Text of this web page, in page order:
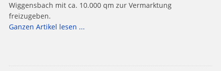
Wiggensbach mit ca. 10.000 qm zur Vermarktung
freizugeben.
Ganzen Artikel lesen ...